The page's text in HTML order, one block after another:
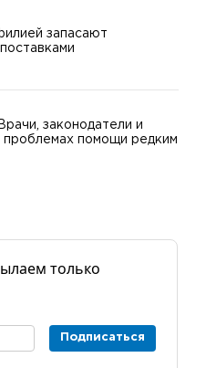
запасают
законодатели и
помощи редким
только
Подписаться